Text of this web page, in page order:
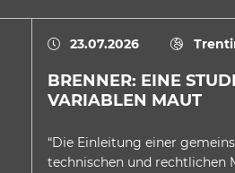
23.07.2026
BRENNER: EINE
VARIABLEN MAUT
“Die Einleitung einer
technischen und rechtlichen